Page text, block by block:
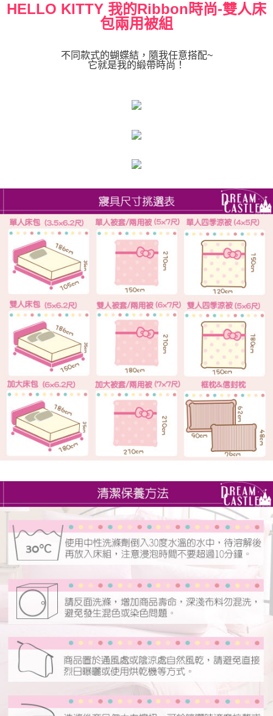
HELLO KITTY 我的Ribbon時尚-雙人床
包兩用被組
不同款式的蝴蝶結，隨我任意搭配~
它就是我的緞帶時尚！